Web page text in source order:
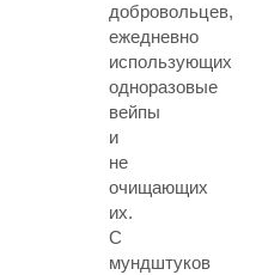
добровольцев,
ежедневно
использующих
одноразовые
вейпы
и
не
очищающих
их.
С
мундштуков